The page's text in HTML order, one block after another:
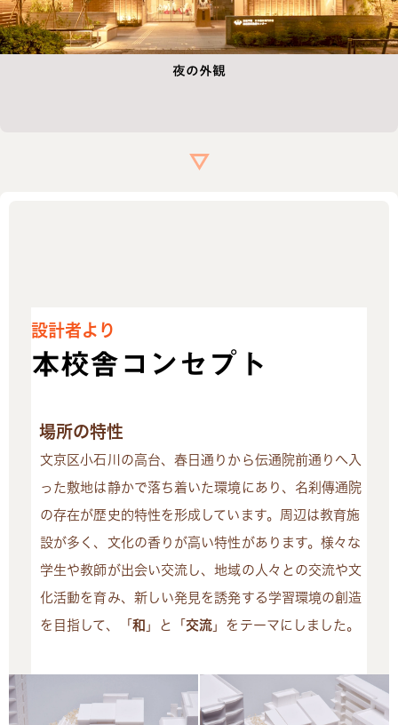
夜の外観
設計者より
本校舎コンセプト
場所の特性
文京区小石川の高台、春日通りから伝通院前通りへ入
った敷地は静かで落ち着いた環境にあり、名刹傳通院
の存在が歴史的特性を形成しています。周辺は教育施
設が多く、文化の香りが高い特性があります。様々な
学生や教師が出会い交流し、地域の人々との交流や文
化活動を育み、新しい発見を誘発する学習環境の創造
を目指して、「 和 」と「交流 」をテーマにしました。